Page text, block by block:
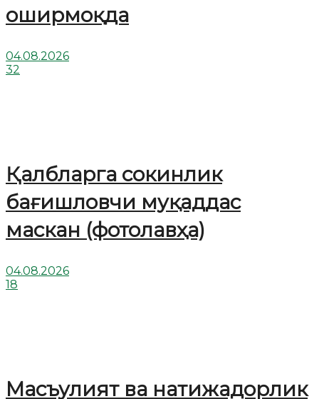
оширмоқда
04.08.2026
32
Қалбларга сокинлик
бағишловчи муқаддас
маскан (фотолавҳа)
04.08.2026
18
Масъулият ва натижадорлик